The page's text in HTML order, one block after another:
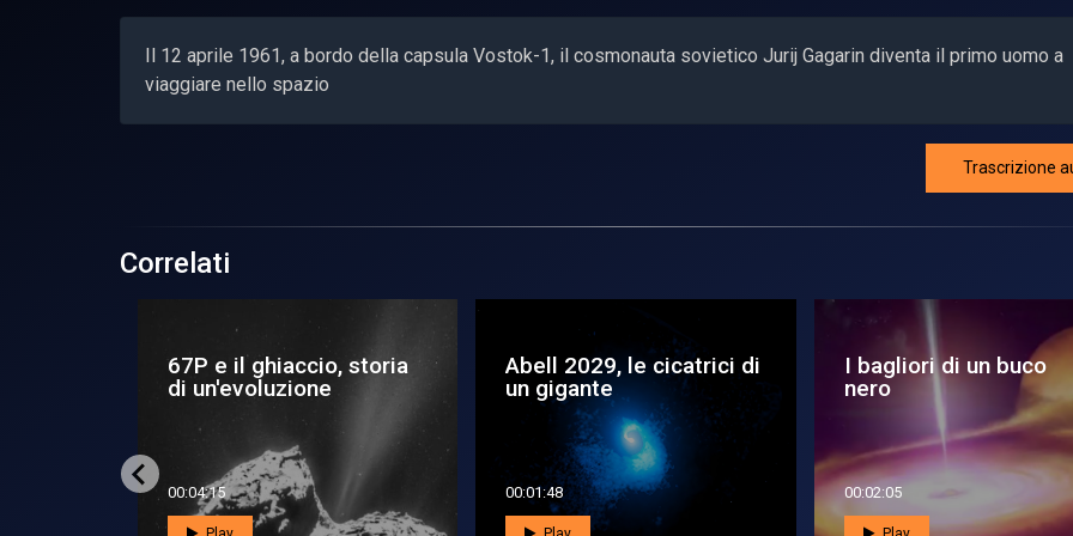
Il 12 aprile 1961, a bordo della capsula Vostok-1, il cosmonauta sovietico Jurij Gagarin diventa il primo uomo a
viaggiare nello spazio
Trascrizione
Correlati
Il primo ritratto di un
nanoflare solare
00:02:20
Pulsar - Con Plato
l'Europa alla ricerca di
un'altra...
00:06:13
Anatomia di un buco
nero
00:01:44